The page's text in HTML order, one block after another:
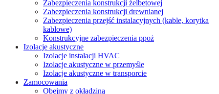
Zabezpieczenia konstrukcji żelbetowej
Zabezpieczenia konstrukcji drewnianej
Zabezpieczenia przejść instalacyjnych (kable, korytka
kablowe)
Konstrukcyjne zabezpieczenia ppoż
Izolacje akustyczne
Izolacje instalacji HVAC
Izolacje akustyczne w przemyśle
Izolacje akustyczne w transporcie
Zamocowania
Obejmy z okładziną